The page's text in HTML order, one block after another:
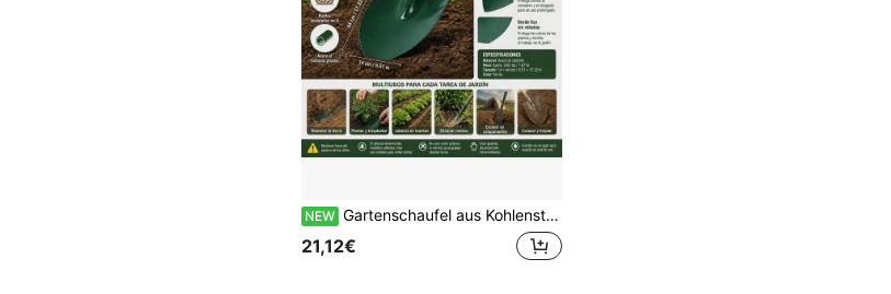
NEW Gartenschaufel aus Kohlenstoffstahl 14x44cm, Handschaufel mit Rundspitze zum Graben und Umpflanzen in Garten und Beet, Dunkelgrün
21,12€